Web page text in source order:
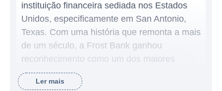
instituição financeira sediada nos Estados
Unidos, especificamente em San Antonio,
Texas. Com uma história que remonta a mais
de um século, a Frost Bank ganhou
reconhecimento como um dos maiores
bancos independentes no estado do Texas e
é amplamente respeitada por sua sólida
Ler mais